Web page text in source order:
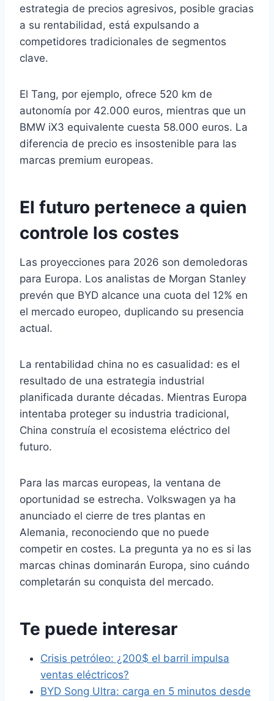
estrategia de precios agresivos, posible gracias
a su rentabilidad, está expulsando a
competidores tradicionales de segmentos
clave.
El Tang, por ejemplo, ofrece 520 km de
autonomía por 42.000 euros, mientras que un
BMW iX3 equivalente cuesta 58.000 euros. La
diferencia de precio es insostenible para las
marcas premium europeas.
El futuro pertenece a quien
controle los costes
Las proyecciones para 2026 son demoledoras
para Europa. Los analistas de Morgan Stanley
prevén que BYD alcance una cuota del 12% en
el mercado europeo, duplicando su presencia
actual.
La rentabilidad china no es casualidad: es el
resultado de una estrategia industrial
planificada durante décadas. Mientras Europa
intentaba proteger su industria tradicional,
China construía el ecosistema eléctrico del
futuro.
Para las marcas europeas, la ventana de
oportunidad se estrecha. Volkswagen ya ha
anunciado el cierre de tres plantas en
Alemania, reconociendo que no puede
competir en costes. La pregunta ya no es si las
marcas chinas dominarán Europa, sino cuándo
completarán su conquista del mercado.
Te puede interesar
Crisis petróleo: ¿200$ el barril impulsa
ventas eléctricos?
BYD Song Ultra: carga en 5 minutos desde